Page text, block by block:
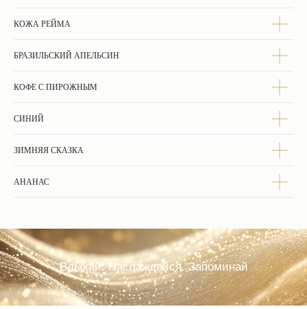
КОЖА РЕЙМА
БРАЗИЛЬСКИЙ АПЕЛЬСИН
КОФЕ С ПИРОЖНЫМ
СИНИЙ
ЗИМНЯЯ СКАЗКА
АНАНАС